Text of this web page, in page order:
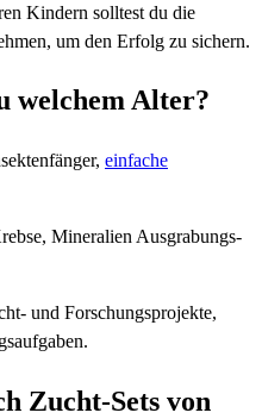
Kindern solltest du die
um den Erfolg zu sichern.
welchem Alter?
einfache
Mineralien Ausgrabungs-
und Forschungsprojekte,
Zucht-Sets von